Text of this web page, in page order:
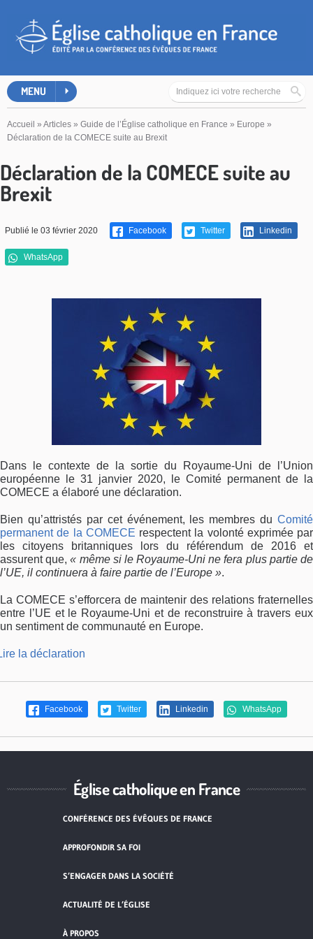
MENU
Accueil » Articles » Guide de l’Église catholique en France » Europe »
Déclaration de la COMECE suite au Brexit
Déclaration de la COMECE suite au
Brexit
Publié le 03 février 2020 Facebook Twitter Linkedin
WhatsApp
Dans le contexte de la sortie du Royaume-Uni de l’Union
européenne le 31 janvier 2020, le Comité permanent de la
COMECE a élaboré une déclaration.
Bien qu’attristés par cet événement, les membres du Comité
permanent de la COMECE respectent la volonté exprimée par
les citoyens britanniques lors du référendum de 2016 et
assurent que,« même si le Royaume-Uni ne fera plus partie de
l’UE, il continuera à faire partie de l’Europe ».
La COMECE s’efforcera de maintenir des relations fraternelles
entre l’UE et le Royaume-Uni et de reconstruire à travers eux
un sentiment de communauté en Europe.
la déclaration
Facebook Twitter Linkedin WhatsApp
Église catholique en France
CONFÉRENCE DES ÉVÊQUES DE FRANCE
APPROFONDIR SA FOI
S’ENGAGER DANS LA SOCIÉTÉ
ACTUALITÉ DE L’ÉGLISE
À PROPOS